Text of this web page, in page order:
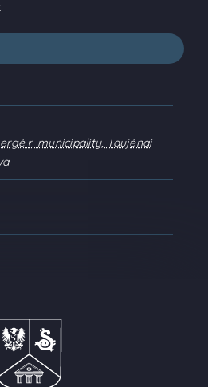
r. municipality, Taujėnai